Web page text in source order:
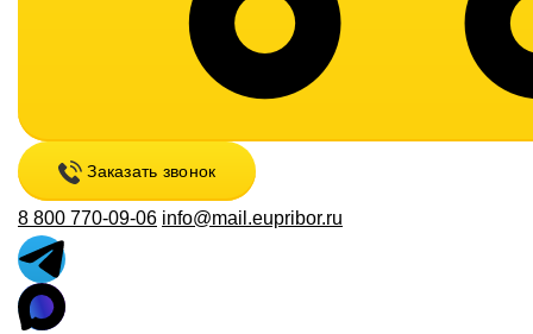
Заказать звонок
8 800 770-09-06 info@mail.eupribor.ru